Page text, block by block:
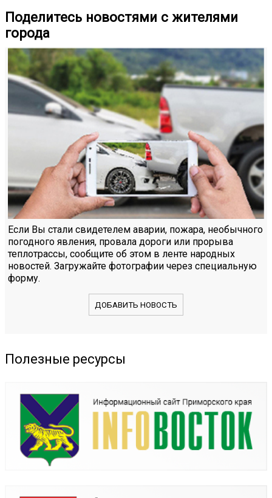
Поделитесь новостями с жителями
города
Если Вы стали свидетелем аварии, пожара, необычного
погодного явления, провала дороги или прорыва
теплотрассы, сообщите об этом в ленте народных
новостей. Загружайте фотографии через специальную
форму.
ДОБАВИТЬ НОВОСТЬ
Полезные ресурсы